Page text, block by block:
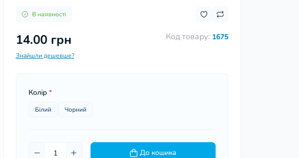
В наявності
Код товару: 1675
14.00 грн
Знайшли дешевше?
Колір *
Білий Чорний
До кошика